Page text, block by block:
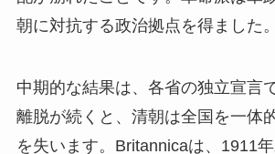
朝に対抗する政治拠点を得ました。
中期的な結果は、各省の独立宣言
離脱が続くと、清朝は全国を一体
を失います。Britannicaは、1911